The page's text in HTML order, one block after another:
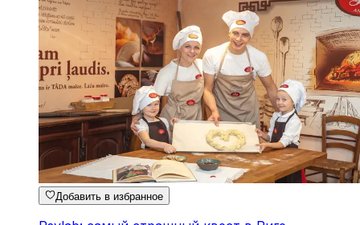
Добавить в избранное